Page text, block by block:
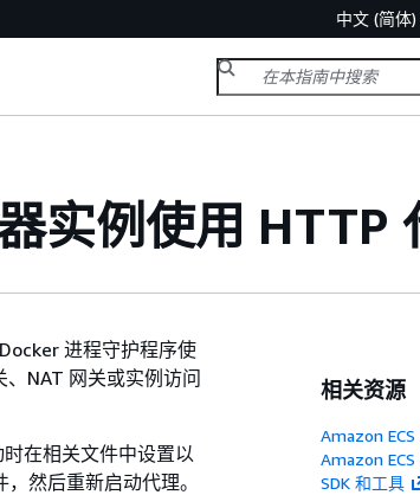
中文 (简体)
实例使用 HTTP
进程守护程序使
NAT 网关或实例访问
在相关文件中设置以
然后重新启动代理。
相关资源
Amazon
Amazon
SDK 和工具